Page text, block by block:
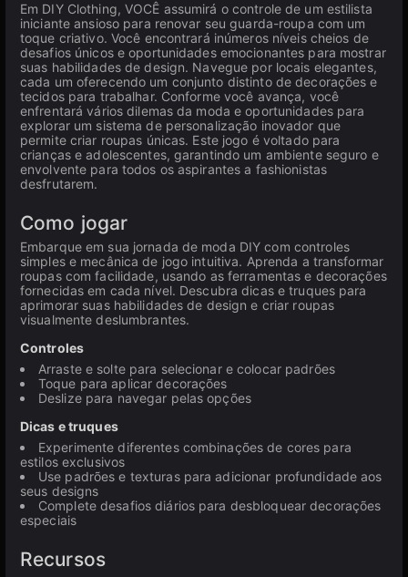
Em DIY Clothing, VOCÊ assumirá o controle de um estilista
iniciante ansioso para renovar seu guarda-roupa com um
toque criativo. Você encontrará inúmeros níveis cheios de
desafios únicos e oportunidades emocionantes para mostrar
suas habilidades de design. Navegue por locais elegantes,
cada um oferecendo um conjunto distinto de decorações e
tecidos para trabalhar. Conforme você avança, você
enfrentará vários dilemas da moda e oportunidades para
explorar um sistema de personalização inovador que
permite criar roupas únicas. Este jogo é voltado para
crianças e adolescentes, garantindo um ambiente seguro e
envolvente para todos os aspirantes a fashionistas
desfrutarem.
Como jogar
Embarque em sua jornada de moda DIY com controles
simples e mecânica de jogo intuitiva. Aprenda a transformar
roupas com facilidade, usando as ferramentas e decorações
fornecidas em cada nível. Descubra dicas e truques para
aprimorar suas habilidades de design e criar roupas
visualmente deslumbrantes.
Controles
Arraste e solte para selecionar e colocar padrões
Toque para aplicar decorações
Deslize para navegar pelas opções
Dicas e truques
Experimente diferentes combinações de cores para
estilos exclusivos
Use padrões e texturas para adicionar profundidade aos
seus designs
Complete desafios diários para desbloquear decorações
especiais
Recursos